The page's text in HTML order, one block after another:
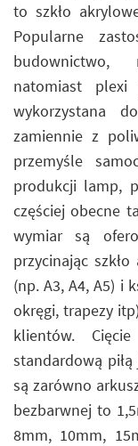
to szkło
Popularne
budownictwo,
natomiast plexi
wykorzystana
zamiennie z
przemyśle
produkcji lamp,
częściej obecne
wymiar są
przycinając
(np. A3, A4, A5) i
okręgi, trapezy
klientów.
standardową
są zarówno
bezbarwnej to
8mm, 10mm,